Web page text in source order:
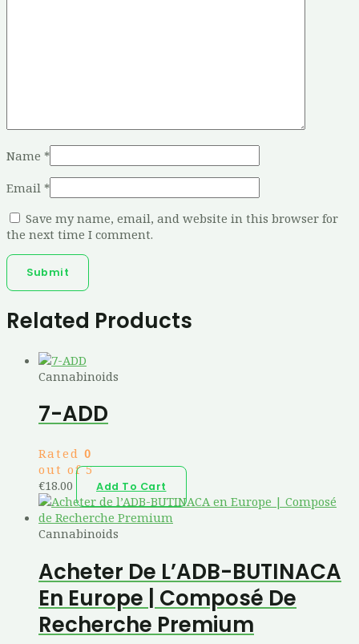
Name *
Email *
Save my name, email, and website in this browser for
the next time I comment.
Related Products
Cannabinoids
7-ADD
Rated 0
out of 5
€18.00 Add To Cart
Cannabinoids
Acheter De L’ADB-BUTINACA
En Europe | Composé De
Recherche Premium